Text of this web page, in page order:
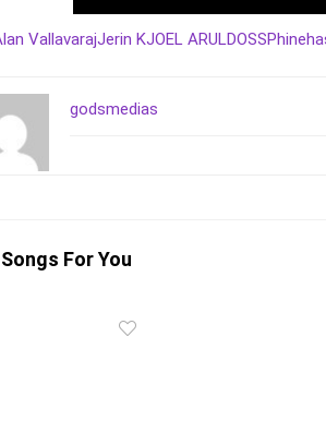
VallavarajJerin KJOEL ARULDOSS
godsmedias
For You